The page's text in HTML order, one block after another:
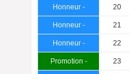
Honneur - 20
Honneur - 21
Honneur - 22
Promotion - 23